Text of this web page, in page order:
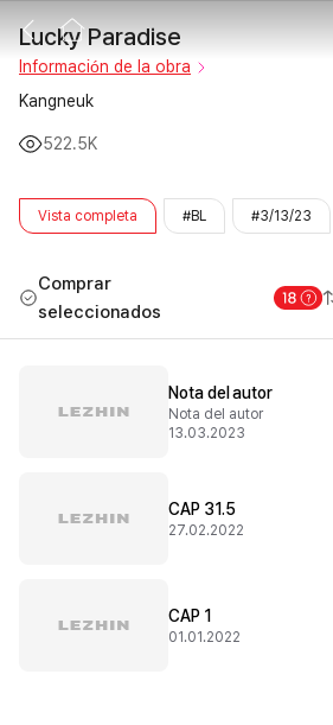
Lucky Paradise
Información de la obra
Kangneuk
522.5K
Vista completa #BL #3/13/23
Comprar
seleccionados
Nota del autor
Nota del autor
13.03.2023
CAP 31.5
27.02.2022
CAP 1
01.01.2022